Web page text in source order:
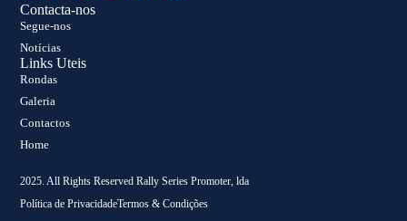
Contacta-nos
Segue-nos
Notícias
Links Uteis
Rondas
Galeria
Contactos
Home
2025. All Rights Reserved Rally Series Promoter, lda
Política de PrivacidadeTermos & Condições